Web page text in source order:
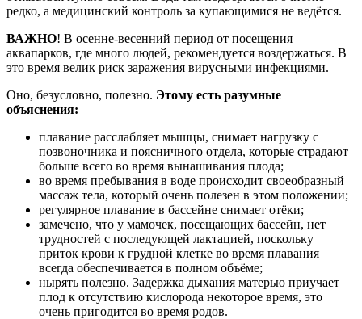
редко, а медицинский контроль за купающимися не ведётся.
ВАЖНО! В осенне-весенний период от посещения
аквапарков, где много людей, рекомендуется воздержаться. В
это время велик риск заражения вирусными инфекциями.
Оно, безусловно, полезно. Этому есть разумные
объяснения:
плавание расслабляет мышцы, снимает нагрузку с
позвоночника и поясничного отдела, которые страдают
больше всего во время вынашивания плода;
во время пребывания в воде происходит своеобразный
массаж тела, который очень полезен в этом положении;
регулярное плавание в бассейне снимает отёки;
замечено, что у мамочек, посещающих бассейн, нет
трудностей с последующей лактацией, поскольку
приток крови к грудной клетке во время плавания
всегда обеспечивается в полном объёме;
нырять полезно. Задержка дыхания матерью приучает
плод к отсутствию кислорода некоторое время, это
очень пригодится во время родов.